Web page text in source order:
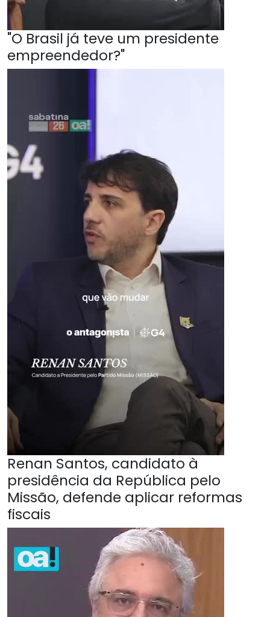
"O Brasil já teve um presidente
empreendedor?"
Renan Santos, candidato à
presidência da República pelo
Missão, defende aplicar reformas
fiscais